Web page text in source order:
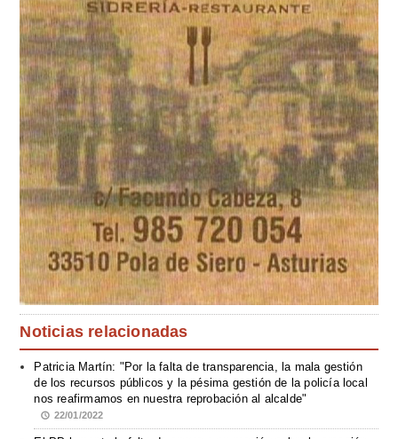
Noticias relacionadas
Patricia Martín: "Por la falta de transparencia, la mala gestión
de los recursos públicos y la pésima gestión de la policía local
nos reafirmamos en nuestra reprobación al alcalde"
22/01/2022